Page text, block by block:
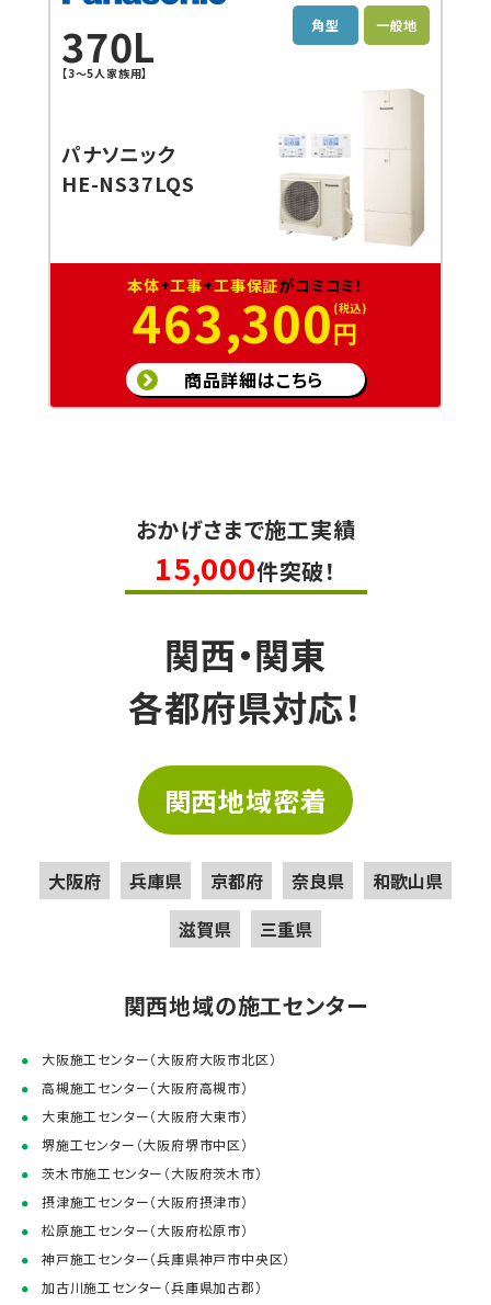
370L
【3～5人家族用】
角型 一般地
パナソニック
HE-NS37LQS
本体+工事+工事保証がコミコミ！
463,300円
商品詳細はこちら
おかげさまで施工実績
15,000件突破！
関西・関東
各都府県対応！
関西地域密着
大阪府 兵庫県 京都府 奈良県
和歌山県
滋賀県
三重県
関西地域の施工センター
大阪施工センター（大阪府大阪市北区）
高槻施工センター（大阪府高槻市）
大東施工センター（大阪府大東市）
堺施工センター（大阪府堺市中区）
茨木市施工センター（大阪府茨木市）
摂津施工センター（大阪府摂津市）
松原施工センター（大阪府松原市）
神戸施工センター（兵庫県神戸市中央区）
加古川施工センター（兵庫県加古郡）